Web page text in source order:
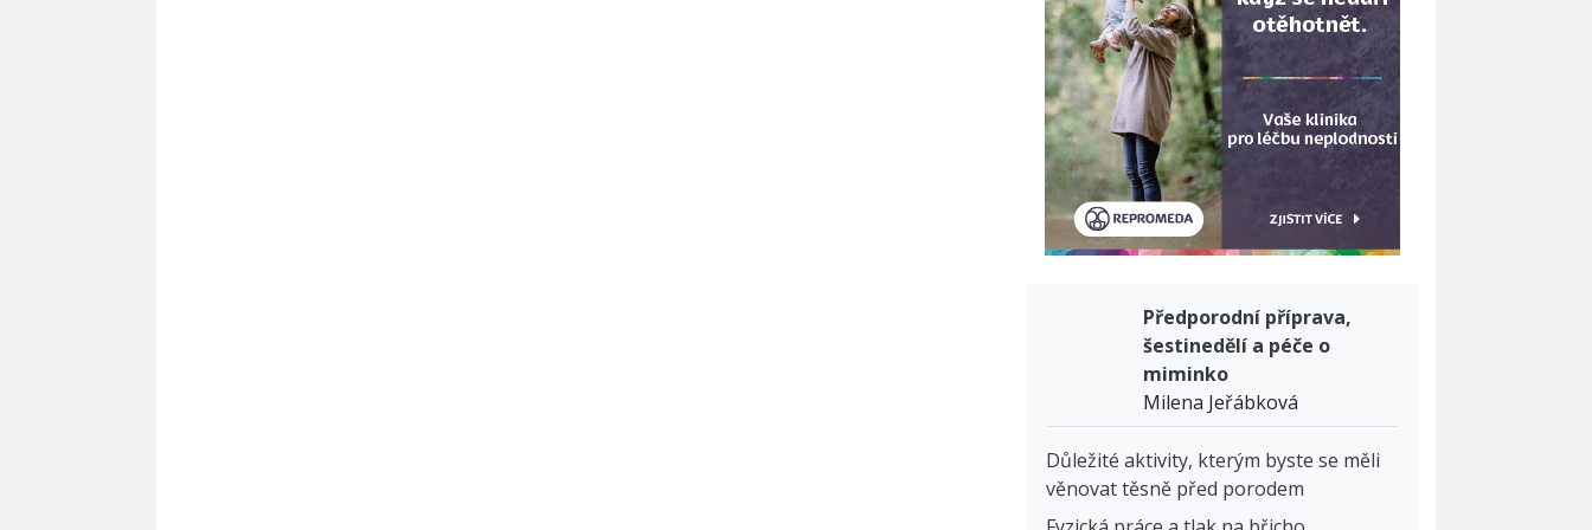
Předporodní příprava,
šestinedělí a péče o
miminko
Milena Jeřábková
Důležité aktivity, kterým byste se měli
věnovat těsně před porodem